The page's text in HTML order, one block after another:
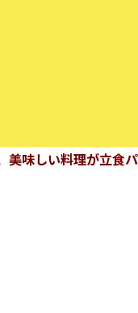
美味しい料理が立食パ